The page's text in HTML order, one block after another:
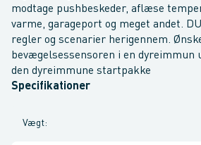
modtage pushbeskeder, aflæse
varme, garageport og meget andet.
regler og scenarier herigennem.
bevægelsessensoren i en dyreimmun
den dyreimmune startpakke
Specifikationer
Vægt: